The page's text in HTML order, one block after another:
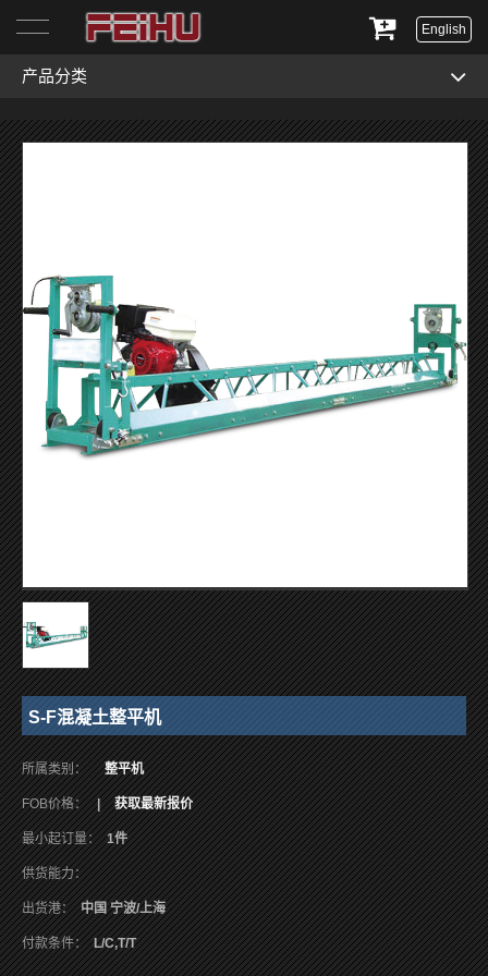
English
产品分类
S-F混凝土整平机
所属类别： 整平机
FOB价格： | 获取最新报价
最小起订量： 1件
供货能力：
出货港： 中国 宁波/上海
付款条件： L/C,T/T
首页
关于我们
新闻资讯
联系我们